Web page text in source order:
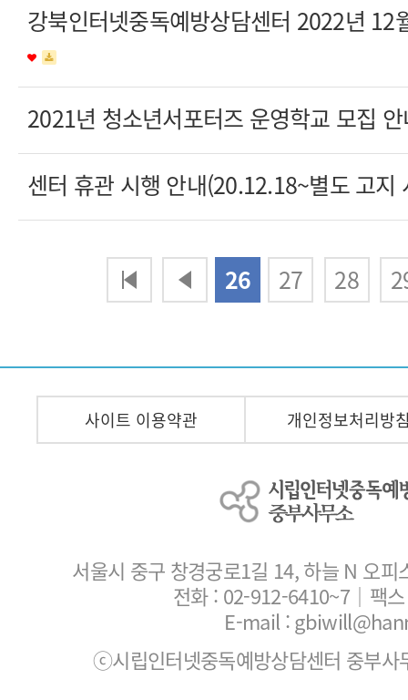
강북인터넷중독예방상담센터 2022년
2021년 청소년서포터즈 운영학교 모집
센터 휴관 시행 안내(20.12.18~별도 고지
26 27 28
맨끝
사이트 이용약관 개인정보처리방
서울시 중구 창경궁로1길 14, 하늘 N 오
전화 : 02-912-6410~7 ｜팩
E-mail :
ⓒ시립인터넷중독예방상담센터 중부